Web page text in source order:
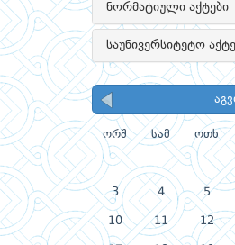
ნორმატიული აქტები
საუნივერსიტეტო
ორშ სამ ოთხ
3 4 5
10 11 12